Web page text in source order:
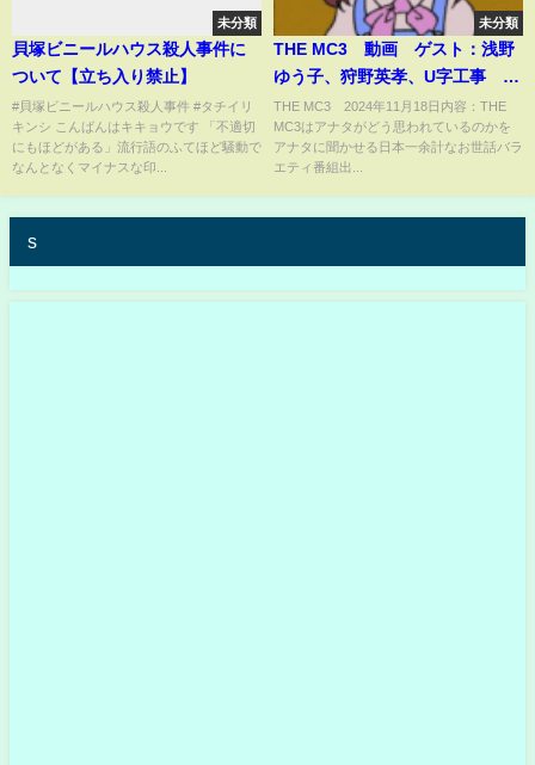
未分類
貝塚ビニールハウス殺人事件に
ついて【立ち入り禁止】
#貝塚ビニールハウス殺人事件 #タチイリ
キンシ こんばんはキキョウです 「不適切
にもほどがある」流行語のふてほど騒動で
なんとなくマイナスな印...
未分類
THE MC3 動画 ゲスト：浅野
ゆう子、狩野英孝、U字工事 11
月18日
THE MC3 2024年11月18日内容：THE
MC3はアナタがどう思われているのかを
アナタに聞かせる日本一余計なお世話バラ
エティ番組出...
s